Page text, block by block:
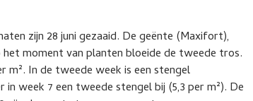
zijn 28 juni gezaaid. De geënte (Maxifort),
moment van planten bloeide de tweede tros.
m². In de tweede week is een stengel
week 7 een tweede stengel bij (5,3 per m²). De